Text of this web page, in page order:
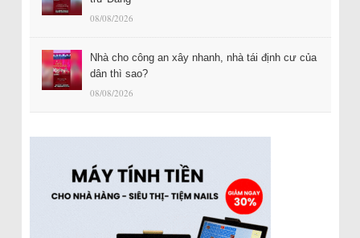
08/08/2026
Nhà cho công an xây nhanh, nhà tái định cư của
dân thì sao?
08/08/2026